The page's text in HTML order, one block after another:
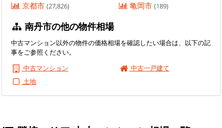
京都市(27,826) 亀岡市(189)
南丹市の他の物件相場
中古マンション以外の物件の価格相場を確認したい場合は、以下の記
事をご参照ください。
中古マンション
中古一戸建て
土地